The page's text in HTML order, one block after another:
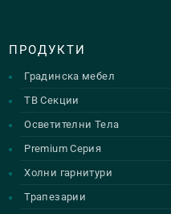
ПРОДУКТИ
Градинска мебел
ТВ Секции
Осветителни Тела
Premium Серия
Холни гарнитури
Трапезарии